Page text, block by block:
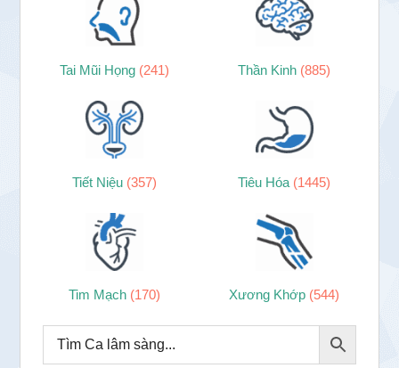
Tai Mũi Họng (241) Thần Kinh (885)
Tiết Niệu (357) Tiêu Hóa (1445)
Tim Mạch (170) Xương Khớp (544)